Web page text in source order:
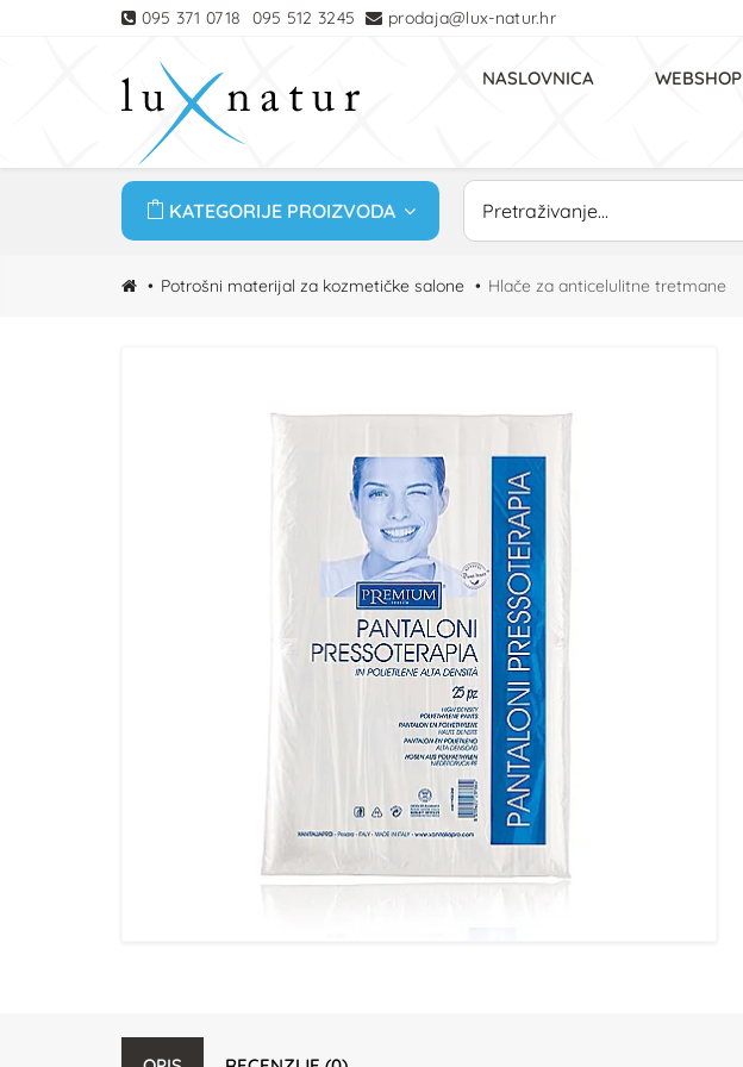
095 371 0718 095 512 3245 prodaja@lux-natur.hr
NASLOVNICA WEBSHOP
KATEGORIJE PROIZVODA
Potrošni materijal za kozmetičke salone Hlače za anticelulitne tretmane